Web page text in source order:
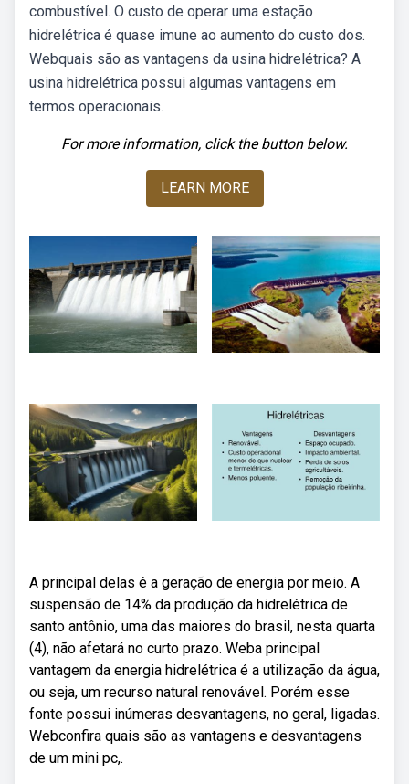
combustível. O custo de operar uma estação
hidrelétrica é quase imune ao aumento do custo dos.
Webquais são as vantagens da usina hidrelétrica? A
usina hidrelétrica possui algumas vantagens em
termos operacionais.
For more information, click the button below.
LEARN MORE
A principal delas é a geração de energia por meio. A
suspensão de 14% da produção da hidrelétrica de
santo antônio, uma das maiores do brasil, nesta quarta
(4), não afetará no curto prazo. Weba principal
vantagem da energia hidrelétrica é a utilização da água,
ou seja, um recurso natural renovável. Porém esse
fonte possui inúmeras desvantagens, no geral, ligadas.
Webconfira quais são as vantagens e desvantagens
de um mini pc,.